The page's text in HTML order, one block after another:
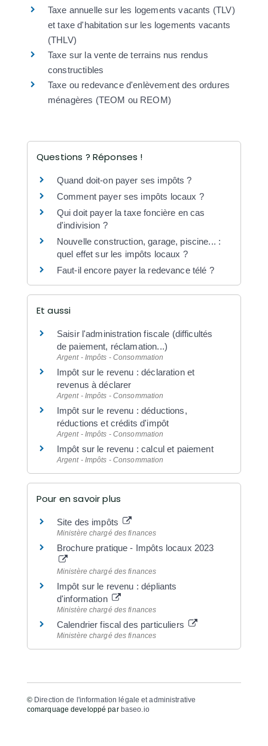
Taxe annuelle sur les logements vacants (TLV)
et taxe d'habitation sur les logements vacants
(THLV)
Taxe sur la vente de terrains nus rendus
constructibles
Taxe ou redevance d'enlèvement des ordures
ménagères (TEOM ou REOM)
Questions ? Réponses !
Quand doit-on payer ses impôts ?
Comment payer ses impôts locaux ?
Qui doit payer la taxe foncière en cas
d'indivision ?
Nouvelle construction, garage, piscine... :
quel effet sur les impôts locaux ?
Faut-il encore payer la redevance télé ?
Et aussi
Saisir l'administration fiscale (difficultés
de paiement, réclamation...)
Argent - Impôts - Consommation
Impôt sur le revenu : déclaration et
revenus à déclarer
Argent - Impôts - Consommation
Impôt sur le revenu : déductions,
réductions et crédits d'impôt
Argent - Impôts - Consommation
Impôt sur le revenu : calcul et paiement
Argent - Impôts - Consommation
Pour en savoir plus
Site des impôts
Ministère chargé des finances
Brochure pratique - Impôts locaux 2023
Ministère chargé des finances
Impôt sur le revenu : dépliants
d'information
Ministère chargé des finances
Calendrier fiscal des particuliers
Ministère chargé des finances
© Direction de l'information légale et administrative
comarquage developpé par baseo.io